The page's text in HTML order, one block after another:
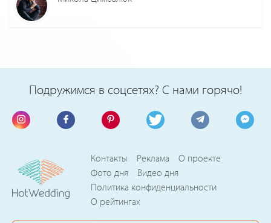
Подружимся в соцсетях? С нами горячо!
Контакты Реклама
О проекте
Фото дня
Видео дня
Политика конфиденциальности
О рейтингах